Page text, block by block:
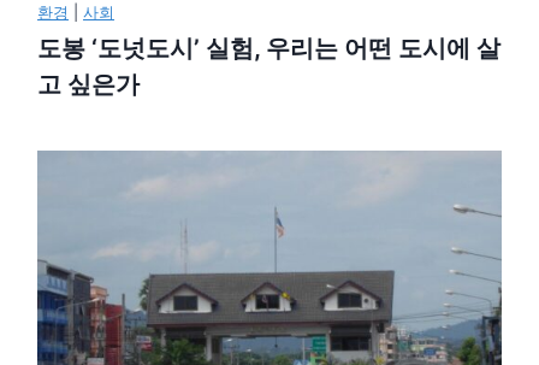
환경 |사회
도봉 ‘도넛도시’ 실험, 우리는 어떤 도시에 살
고 싶은가